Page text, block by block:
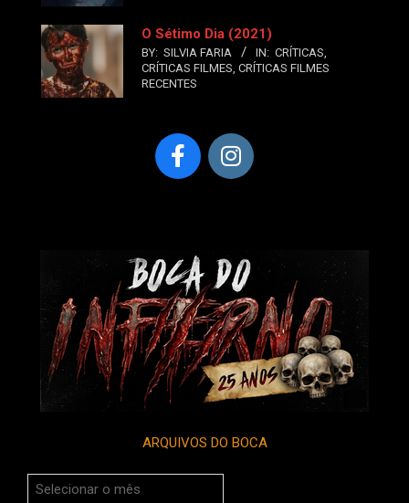
O Sétimo Dia (2021)
BY: SILVIA FARIA IN: CRÍTICAS
CRÍTICAS FILMES CRÍTICAS FILMES
RECENTES
ARQUIVOS DO BOCA
Arquivos